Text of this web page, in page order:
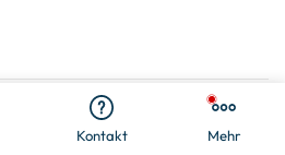
Kontakt Mehr
GmbH